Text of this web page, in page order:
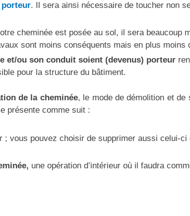
. Il sera ainsi nécessaire de toucher non
cheminée est posée au sol, il sera beaucoup
sont moins conséquents mais en plus moins
et/ou son conduit soient (devenus) porteur
pour la structure du bâtiment.
de la cheminée, le mode de démolition et
présente comme suit :
; vous pouvez choisir de supprimer aussi celui-ci
une opération d’intérieur où il faudra